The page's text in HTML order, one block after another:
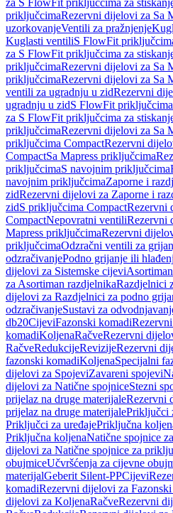
za S FlowFit priključcima za
priključcimaRezervni dijelovi za Sa
uzorkovanjeVentili za pražnjenje
Kuglasti ventiliS FlowFit
za S FlowFit priključcima za
priključcimaRezervni dijelovi za Sa
priključcimaRezervni dijelovi za Sa
ventili za ugradnju u zidRezervni
ugradnju u zidS FlowFit
za S FlowFit priključcima za
priključcimaRezervni dijelovi za Sa
priključcima CompactRezervni
CompactSa Mapress priključcima
priključcimaS navojnim priključcima
navojnim priključcimaZaporne i
zidRezervni dijelovi za Zaporne i
zidS priključcima CompactRezervni
CompactNepovratni ventiliRezervni
Mapress priključcimaRezervni
priključcimaOdzračni ventili za
odzračivanjePodno grijanje ili
dijelovi za Sistemske cijevi
za Asortiman razdjelnikaRazdjelnici
dijelovi za Razdjelnici za podno
odzračivanjeSustavi za
db20CijeviFazonski komadi
komadiKoljenaRačveRezervni
RačveRedukcijeRevizijeRezervni
fazonski komadiKoljenaSpecijalni
dijelovi za SpojeviZavareni spojevi
dijelovi za Natične spojniceStezni
prijelaz na druge materijaleRezervni
prijelaz na druge materijalePriključci
Priključci za uređajePriključna
Priključna koljenaNatične spojnice
dijelovi za Natične spojnice za
obujmiceUčvršćenja za cijevne
materijalGeberit Silent-PPCijevi
komadiRezervni dijelovi za
dijelovi za KoljenaRačveRezervni